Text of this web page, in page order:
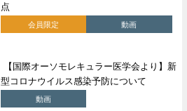
点
会員限定 動画
【国際オーソモレキュラー医学会より】新
型コロナウイルス感染予防について
動画